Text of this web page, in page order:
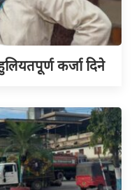
कर्जा दिने